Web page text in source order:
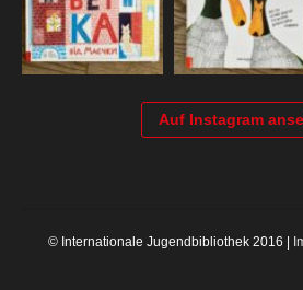
Auf Instagram
© Internationale Jugendbibliothek 2016 |